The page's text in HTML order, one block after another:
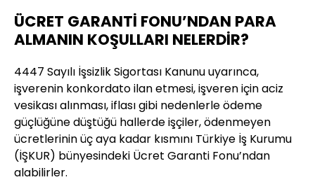
ÜCRET GARANTİ FONU’NDAN PARA
ALMANIN KOŞULLARI NELERDİR?
4447 Sayılı İşsizlik Sigortası Kanunu uyarınca,
işverenin konkordato ilan etmesi, işveren için aciz
vesikası alınması, iflası gibi nedenlerle ödeme
güçlüğüne düştüğü hallerde işçiler, ödenmeyen
ücretlerinin üç aya kadar kısmını Türkiye İş Kurumu
(İŞKUR) bünyesindeki Ücret Garanti Fonu’ndan
alabilirler.